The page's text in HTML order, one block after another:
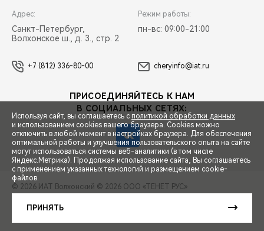
СПЕЦПРЕДЛОЖЕНИЯ
ЗАПИСЬ НА ТЕСТ-ДРАЙВ
Адрес:
Санкт-Петербург,
Волхонское ш., д. 3., стр. 2
Режим работы:
пн-вс: 09:00-21:00
+7 (812) 336-80-00 cheryinfo@iat.ru
ПРИСОЕДИНЯЙТЕСЬ К НАМ
В СОЦИАЛЬНЫХ СЕТЯХ:
© 2026 ИАТ Волхонский © 2026 ООО «ТЕНЕТ РУС»
Сделано в ПЕРКС
Используя сайт, вы соглашаетесь с политикой обработки данных
и использованием cookies вашего браузера. Cookies можно
отключить в любой момент в настройках браузера. Для обеспечения
оптимальной работы и улучшения пользовательского опыта на сайте
могут использоваться системы веб-аналитики (в том числе
Яндекс.Метрика). Продолжая использование сайта, Вы соглашаетесь
с применением указанных технологий и размещением cookie-
файлов.
ПРИНЯТЬ